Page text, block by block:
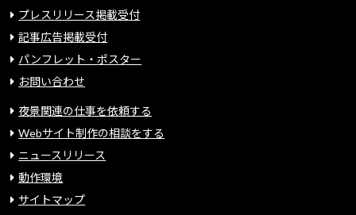
プレスリリース掲載受付
記事広告掲載受付
パンフレット・ポスター
お問い合わせ
夜景関連の仕事を依頼する
Webサイト制作の相談をする
ニュースリリース
動作環境
サイトマップ